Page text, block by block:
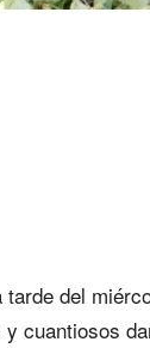
del
cuantiosos